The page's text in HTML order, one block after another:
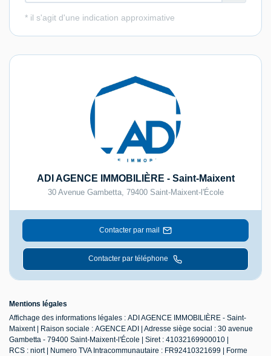
ADI AGENCE IMMOBILIÈRE - Saint-Maixent
30 Avenue Gambetta, 79400 Saint-Maixent-l'École
Contacter par mail
Contacter par téléphone
Mentions légales
Affichage des informations légales : ADI AGENCE IMMOBILIÈRE - Saint-
Maixent | Raison sociale : AGENCE ADI | Adresse siège social : 30 avenue
Gambetta - 79400 Saint-Maixent-l'École | Siret : 41032169900010 |
RCS : niort | Numero TVA Intracommunautaire : FR92410321699 | Forme